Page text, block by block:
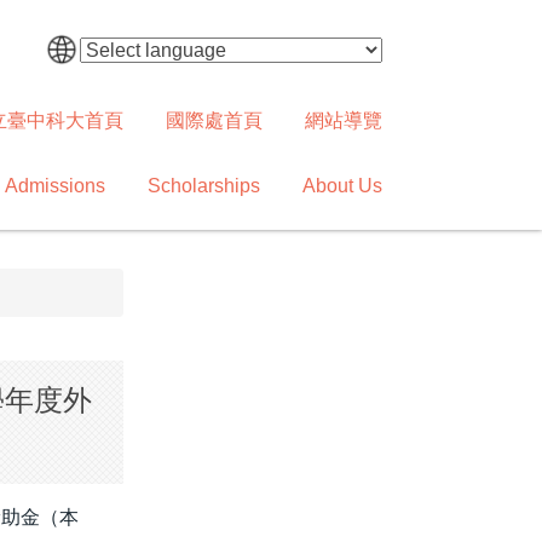
臺中科大首頁 國際處首頁 網站導覽
Admissions Scholarships About Us
度外
金（本